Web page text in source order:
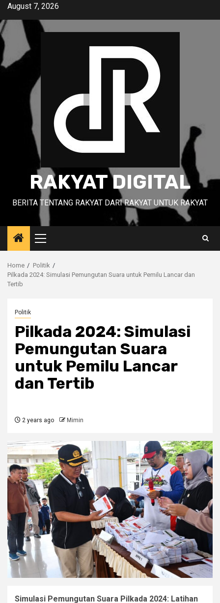
Skip
content
August 7, 2026
RAKYAT DIGITAL
BERITA TENTANG RAKYAT DARI RAKYAT UNTUK RAKYAT
Primary
Menu
Home
Politik
Pilkada 2024: Simulasi Pemungutan Suara untuk Pemilu Lancar dan
Tertib
Politik
Pilkada 2024: Simulasi
Pemungutan Suara
untuk Pemilu Lancar
dan Tertib
2 years ago Mimin
Simulasi Pemungutan Suara Pilkada 2024: Latihan